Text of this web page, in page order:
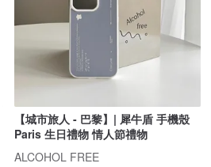
【城市旅人 - 巴黎】| 犀牛盾 手機殼
Paris 生日禮物 情人節禮物
ALCOHOL FREE